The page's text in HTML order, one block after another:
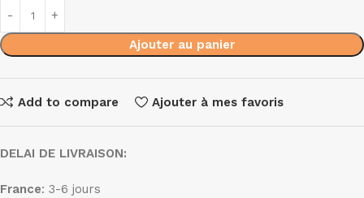
Ajouter au panier
Add to compare Ajouter à mes favoris
DELAI DE LIVRAISON:
France: 3-6 jours